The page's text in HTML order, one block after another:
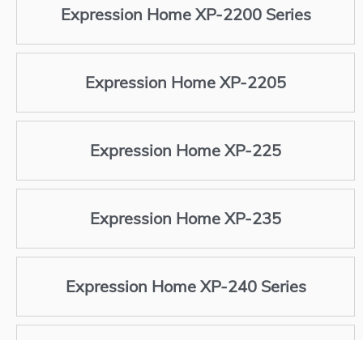
Expression Home XP-2200 Series
Expression Home XP-2205
Expression Home XP-225
Expression Home XP-235
Expression Home XP-240 Series